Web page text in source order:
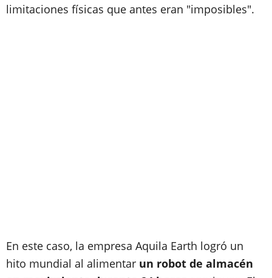
limitaciones físicas que antes eran "imposibles".
En este caso, la empresa Aquila Earth logró un
hito mundial al alimentar un robot de almacén